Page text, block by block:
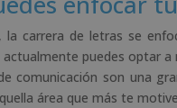
la carrera de letras se
actualmente puedes optar
comunicación son una
área que más te